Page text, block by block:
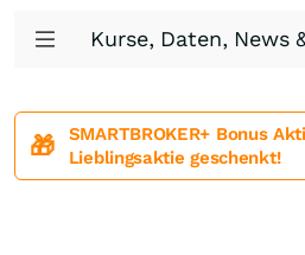
Kurse, Daten, News
🎁
SMARTBROKER+ Bonus
Lieblingsaktie geschenkt!